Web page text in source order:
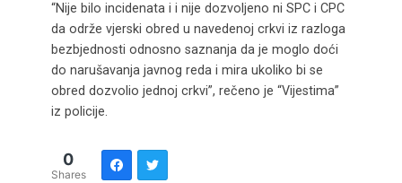
“Nije bilo incidenata i i nije dozvoljeno ni SPC i CPC
da održe vjerski obred u navedenoj crkvi iz razloga
bezbjednosti odnosno saznanja da je moglo doći
do narušavanja javnog reda i mira ukoliko bi se
obred dozvolio jednoj crkvi”, rečeno je “Vijestima”
iz policije.
0
Shares